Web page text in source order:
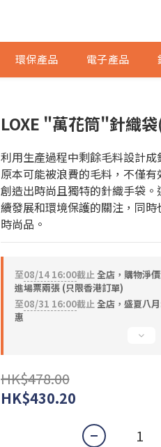
環保產品 電子產品
LOXE "萬花筒"針織
利用生產過程中剩餘毛料設計
原本可能被浪費的毛料，不僅
創造出時尚且獨特的針織手袋
續發展和環境保護的關注，同
時尚品。
至08/14 16:00截止全店，購物淨
進場票兩張 (只限香港訂單)
至08/31 16:00截止全店，盛夏八
惠
HK$478.00
HK$430.20